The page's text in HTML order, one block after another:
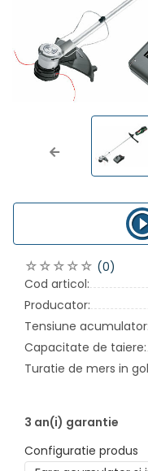
Previous
(0)
Cod articol:
Producator:
Tensiune acumulator:
Capacitate de taiere:
Turatie de mers in
3 an(i) garantie
Configuratie produs